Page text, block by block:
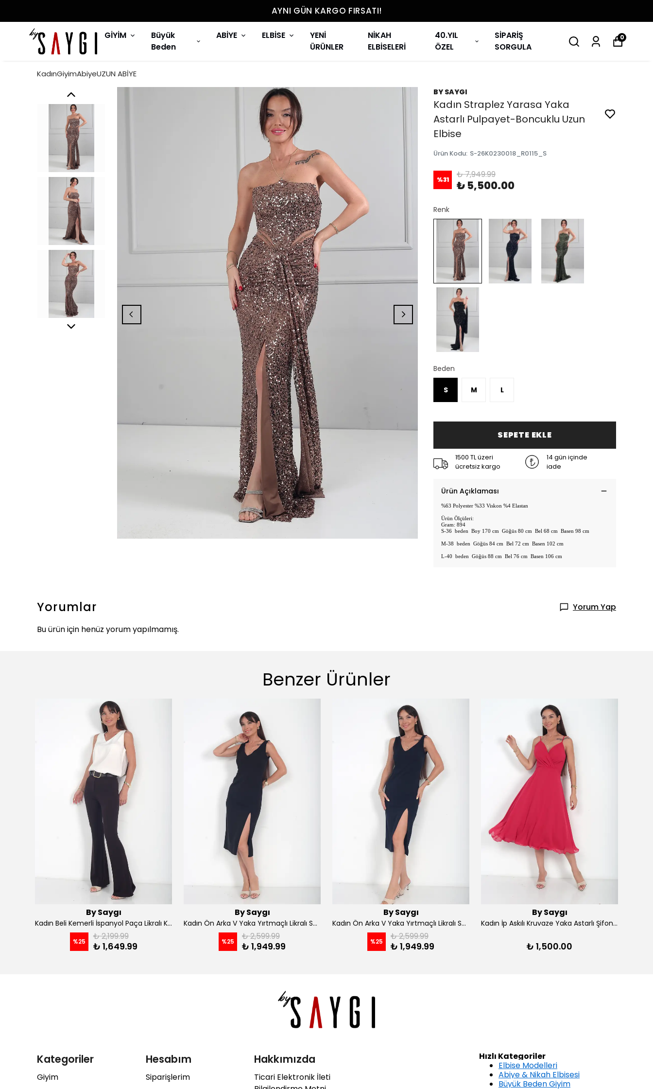
AYNI GÜN KARGO FIRSATI!
GİYİM
Büyük
Beden
ABİYE ELBİSE
YENİ
ÜRÜNLER
NİKAH
ELBİSELERİ
40.YIL
ÖZEL
SİPARİŞ
SORGULA
0
KadınGiyimAbiyeUZUN ABİYE
BY SAYGI
Kadın Straplez Yarasa Yaka
Astarlı Pulpayet-Boncuklu Uzun
Elbise
Ürün Kodu: S-26K0230018_R0115_S
%31 ₺ 7,949.99
₺ 5,500.00
Renk
Beden
S M L
SEPETE EKLE
1500 TL üzeri
ücretsiz kargo
14 gün içinde
iade
Ürün Açıklaması
%63 Polyester %33 Viskon %4 Elastan
Ürün Ölçüleri:
Gram: 894
S-36 beden Boy 170 cm Göğüs 80 cm Bel 68 cm Basen 98 cm
M-38 beden Göğüs 84 cm Bel 72 cm Basen 102 cm
L-40 beden Göğüs 88 cm Bel 76 cm Basen 106 cm
Yorumlar
Yorum Yap
Bu ürün için henüz yorum yapılmamış.
Benzer Ürünler
By Saygı
Kadın Beli Kemerli İspanyol Paça Likralı Krep Pantolon - Kahve
%25 ₺ 2,199.99
₺ 1,649.99
By Saygı
Kadın Ön Arka V Yaka Yırtmaçlı Likralı Scuba Midi Elbise - Siyah
%25 ₺ 2,599.99
₺ 1,949.99
By Saygı
Kadın Ön Arka V Yaka Yırtmaçlı Likralı Scuba Midi Elbise - Lacivert
%25 ₺ 2,599.99
₺ 1,949.99
By Saygı
Kadın İp Askılı Kruvaze Yaka Astarlı Şifon Kloş Midi Elbise - Kırmızı
₺ 1,500.00
Kategoriler
Giyim
Hesabım
Siparişlerim
Hakkımızda
Ticari Elektronik İleti
Hızlı Kategoriler
Elbise Modelleri
Abiye & Nikah Elbisesi
Büyük Beden Giyim